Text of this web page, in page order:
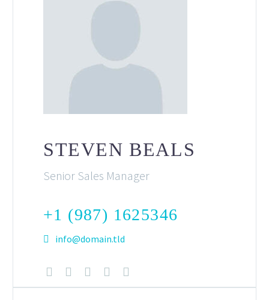
STEVEN BEALS
Senior Sales Manager
+1 (987) 1625346
info@domain.tld